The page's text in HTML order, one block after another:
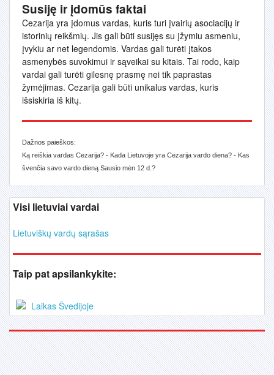
Susiję ir įdomūs faktai
Cezarija yra įdomus vardas, kuris turi įvairių asociacijų ir
istorinių reikšmių. Jis gali būti susijęs su įžymiu asmeniu,
įvykiu ar net legendomis. Vardas gali turėti įtakos
asmenybės suvokimui ir sąveikai su kitais. Tai rodo, kaip
vardai gali turėti gilesnę prasmę nei tik paprastas
žymėjimas. Cezarija gali būti unikalus vardas, kuris
išsiskiria iš kitų.
Dažnos paieškos:
Ką reiškia vardas Cezarija? - Kada Lietuvoje yra Cezarija vardo diena? - Kas
švenčia savo vardo dieną Sausio mėn 12 d.?
Visi lietuviai vardai
Lietuviškų vardų sąrašas
Taip pat apsilankykite:
Laikas Švedijoje